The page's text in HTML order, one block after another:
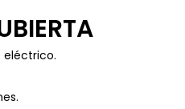
eléctrico.